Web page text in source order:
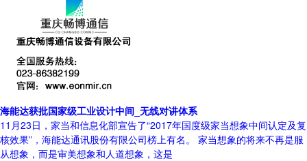
海能达获批国家级工业设计中间_无线对讲体系
11月23日，家当和信息化部宣告了“2017年国度级家当想象中间认定及复
核效果”，海能达通讯股份有限公司榜上有名。 家当想象的将来不再是服
从想象，而是审美想象和人道想象，这是